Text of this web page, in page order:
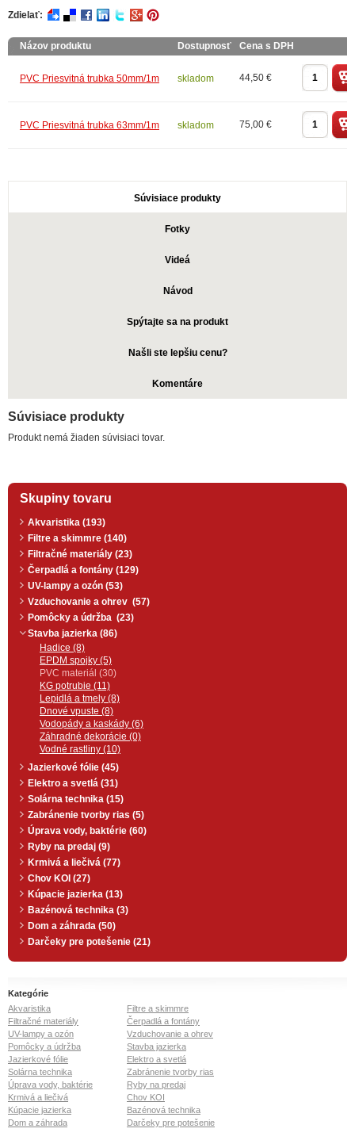
Zdielať:
Názov produktu Dostupnosť Cena s DPH
PVC Priesvitná trubka 50mm/1m skladom 44,50 €
PVC Priesvitná trubka 63mm/1m skladom 75,00 €
Súvisiace produkty
Fotky
Videá
Návod
Spýtajte sa na produkt
Našli ste lepšiu cenu?
Komentáre
Súvisiace produkty
Produkt nemá žiaden súvisiaci tovar.
Skupiny tovaru
Akvaristika (193)
Filtre a skimmre (140)
Filtračné materiály (23)
Čerpadlá a fontány (129)
UV-lampy a ozón (53)
Vzduchovanie a ohrev (57)
Pomôcky a údržba (23)
Stavba jazierka (86)
Hadice (8)
EPDM spojky (5)
PVC materiál (30)
KG potrubie (11)
Lepidlá a tmely (8)
Dnové vpuste (8)
Vodopády a kaskády (6)
Záhradné dekorácie (0)
Vodné rastliny (10)
Jazierkové fólie (45)
Elektro a svetlá (31)
Solárna technika (15)
Zabránenie tvorby rias (5)
Úprava vody, baktérie (60)
Ryby na predaj (9)
Krmivá a liečivá (77)
Chov KOI (27)
Kúpacie jazierka (13)
Bazénová technika (3)
Dom a záhrada (50)
Darčeky pre potešenie (21)
Kategórie
Akvaristika
Filtre a skimmre
Filtračné materiály
Čerpadlá a fontány
UV-lampy a ozón
Vzduchovanie a ohrev
Pomôcky a údržba
Stavba jazierka
Jazierkové fólie
Elektro a svetlá
Solárna technika
Zabránenie tvorby rias
Úprava vody, baktérie
Ryby na predaj
Krmivá a liečivá
Chov KOI
Kúpacie jazierka
Bazénová technika
Dom a záhrada
Darčeky pre potešenie